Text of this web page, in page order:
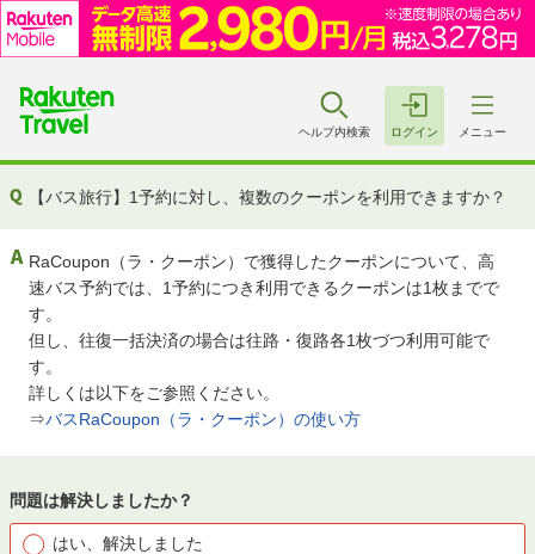
ヘルプ内検索 ログイン メニュー
【バス旅行】1予約に対し、複数のクーポンを利用できますか？
RaCoupon（ラ・クーポン）で獲得したクーポンについて、高
速バス予約では、1予約につき利用できるクーポンは1枚までで
す。
但し、往復一括決済の場合は往路・復路各1枚づつ利用可能で
す。
詳しくは以下をご参照ください。
⇒バスRaCoupon（ラ・クーポン）の使い方
問題は解決しましたか？
はい、解決しました